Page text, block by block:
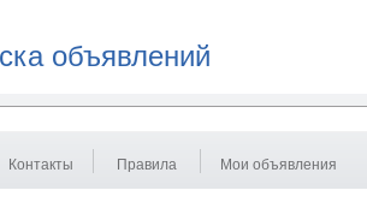
объявлений
Контакты Правила Мои объявления